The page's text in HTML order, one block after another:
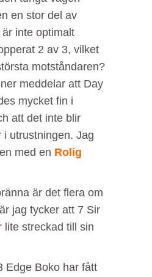
en stor del av
inte optimalt
2 av 3, vilket
motståndaren?
meddelar att Day
mycket fin i
att det inte blir
i utrustningen. Jag
med en Rolig
är det flera om
jag tycker att 7 Sir
lite streckad till sin
Edge Boko har fått